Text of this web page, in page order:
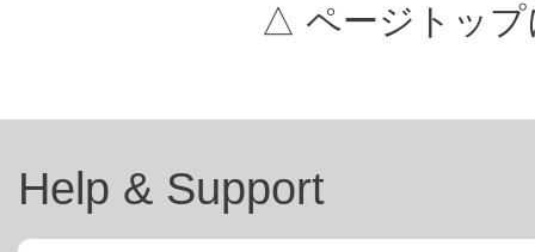
△ ページトップ
Help & Support